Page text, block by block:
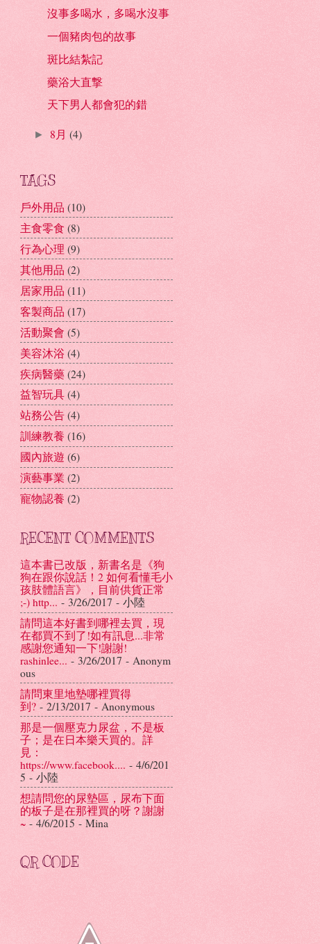
沒事多喝水，多喝水沒事
一個豬肉包的故事
斑比結紮記
藥浴大直撃
天下男人都會犯的錯
► 8月 (4)
TAGS
戶外用品 (10)
主食零食 (8)
行為心理 (9)
其他用品 (2)
居家用品 (11)
客製商品 (17)
活動聚會 (5)
美容沐浴 (4)
疾病醫藥(24)
益智玩具(4)
站務公告(4)
訓練教養 (16)
國內旅遊 (6)
演藝事業 (2)
寵物認養 (2)
RECENT COMMENTS
這本書已改版，新書名是《狗
狗在跟你說話！2 如何看懂毛小
孩肢體語言》，目前供貨正常
;-) http... - 3/26/2017 - 小陸
請問這本好書到哪裡去買，現
在都買不到了!如有訊息...非常
感謝您通知一下!謝謝!
rashinlee... - 3/26/2017 - Anonym
ous
請問東里地墊哪裡買得
到? - 2/13/2017 - Anonymous
那是一個壓克力尿盆，不是板
子；是在日本樂天買的。詳
見：
https://www.facebook.... - 4/6/201
5 - 小陸
想請問您的尿墊區，尿布下面
的板子是在那裡買的呀？謝謝
~ - 4/6/2015 - Mina
QR CODE